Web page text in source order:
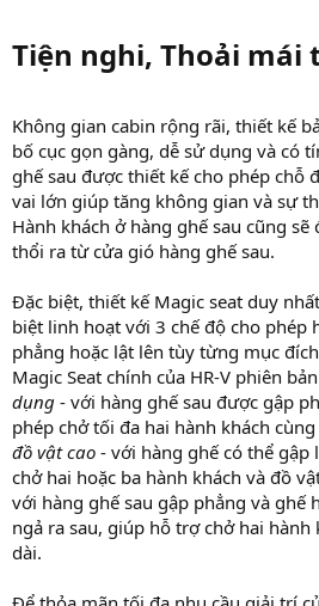
Tiện nghi, Thoải mái
Không gian cabin rộng rãi, thiết kế
bố cục gọn gàng, dễ sử dụng và có
ghế sau được thiết kế cho phép chỗ
vai lớn giúp tăng không gian và sự
Hành khách ở hàng ghế sau cũng
thổi ra từ cửa gió hàng ghế sau.
Đặc biệt, thiết kế Magic seat duy
biệt linh hoạt với 3 chế độ cho phép
phẳng hoặc lật lên tùy từng mục
Magic Seat chính của HR-V phiên
dụng - với hàng ghế sau được gập
phép chở tối đa hai hành khách
đồ vật cao - với hàng ghế có thể gập
chở hai hoặc ba hành khách và đồ
với hàng ghế sau gập phẳng và ghế
ngả ra sau, giúp hỗ trợ chở hai hành
dài.